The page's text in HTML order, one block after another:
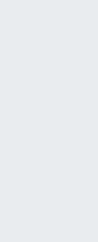
des ovins